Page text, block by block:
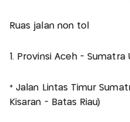
Ruas jalan non tol
1. Provinsi Aceh - Sumatra
* Jalan Lintas Timur
Kisaran - Batas Riau)